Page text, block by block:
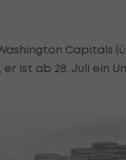
Capitals
ist ab 28. Juli ein